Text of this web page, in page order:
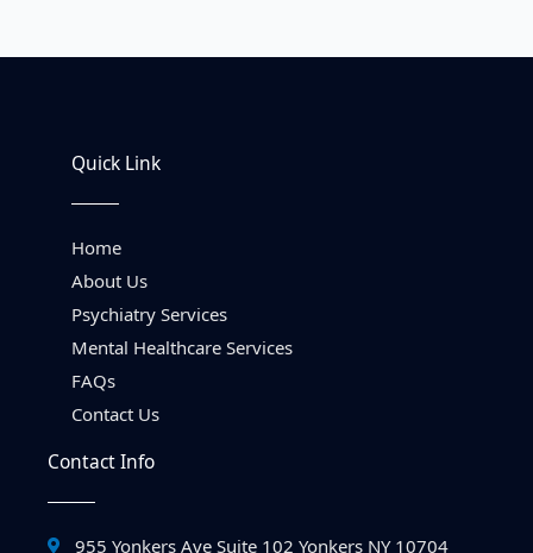
Quick Link
Home
About Us
Psychiatry Services
Mental Healthcare Services
FAQs
Contact Us
Contact Info
955 Yonkers Ave Suite 102 Yonkers NY 10704